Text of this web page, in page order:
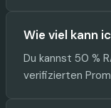
Wie viel kann
Du kannst 50 %
verifizierten